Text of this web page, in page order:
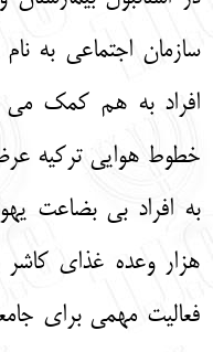
سازمان اجتماعی به
افراد به هم کمک می
خطوط هوایی ترکیه
هزار وعده غذای
فعالیت مهمی برای